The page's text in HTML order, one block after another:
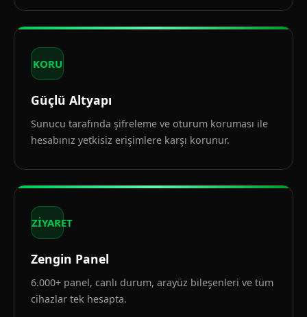
KORU
Güçlü Altyapı
Sunucu tarafında şifreleme ve oturum koruması ile
hesabınız yetkisiz erişimlere karşı korunur.
ZİYARET
Zengin Panel
6.000+ panel, canlı durum, arayüz bileşenleri ve tüm
cihazlar tek hesapta.